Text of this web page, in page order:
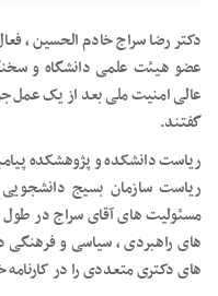
دکتر رضا سراج خادم الحسین ،
عضو هیئت علمی دانشگاه و
عالی امنیت ملی بعد از یک
گفتند.
ریاست دانشکده و پژوهشکده
ریاست سازمان بسیج دانشجویی
مسئولیت های آقای سراج در
های راهبردی ، سیاسی و فرهنگی
های دکتری متعددی را در